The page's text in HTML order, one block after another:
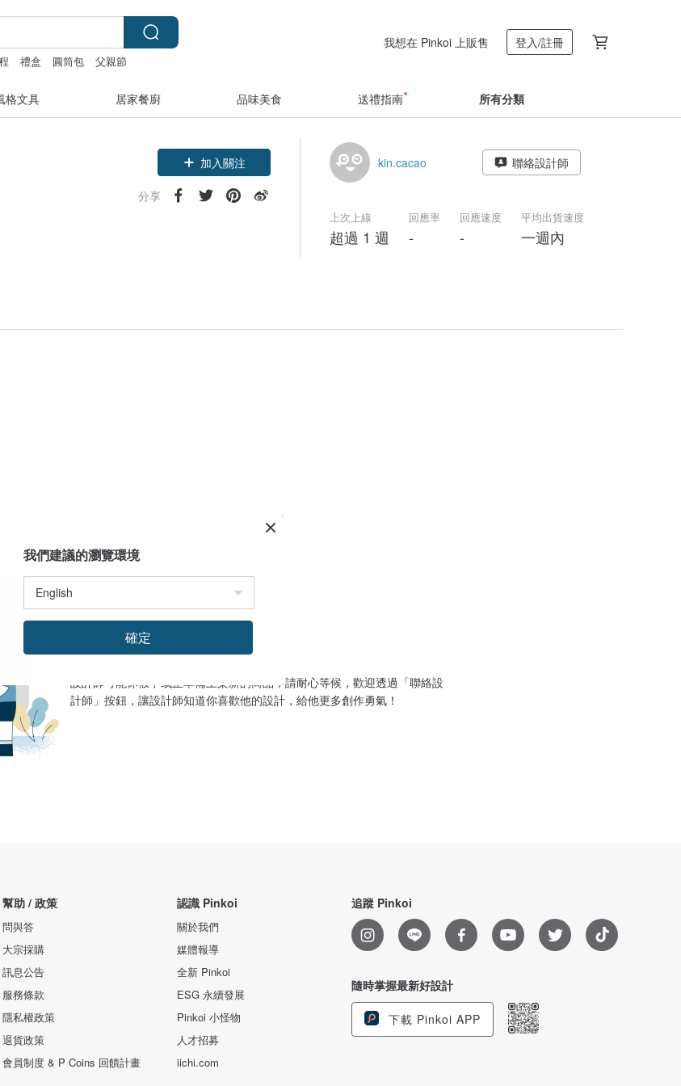
禮盒 圓筒包 父親節
我想在 Pinkoi 上販售 登入/註冊
格文具 居家餐廚 品味美食 送禮指南 所有分類
加入關注
分享
kin.cacao 聯絡設計師
上次上線
超過 1 週
回應率
-
回應速度
-
平均出貨速度
一週內
設計館目前沒有商品
設計師可能休假中或正準備上架新的商品，請耐心等候，歡迎透過「聯絡設
計師」按鈕，讓設計師知道你喜歡他的設計，給他更多創作勇氣！
幫助 / 政策
問與答
大宗採購
訊息公告
服務條款
隱私權政策
退貨政策
會員制度 & P Coins 回饋計畫
認識 Pinkoi
關於我們
媒體報導
全新 Pinkoi
ESG 永續發展
Pinkoi 小怪物
人才招募
iichi.com
追蹤 Pinkoi
隨時掌握最新好設計
下載 Pinkoi APP
我們建議的瀏覽環境
確定